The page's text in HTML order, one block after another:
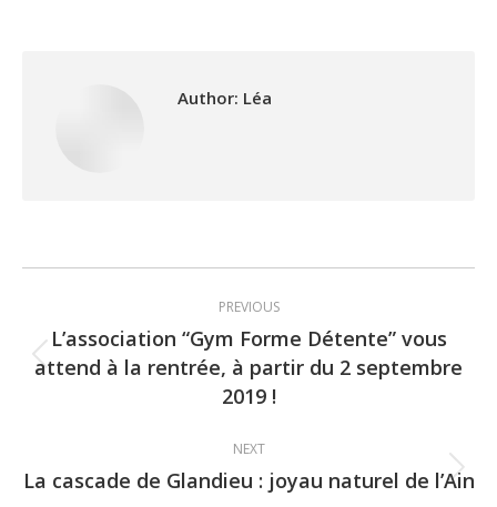
Author: Léa
navigation
PREVIOUS
Previous
post:
L’association “Gym Forme Détente” vous
attend à la rentrée, à partir du 2 septembre
2019 !
NEXT
Next
La cascade de Glandieu : joyau naturel de l’Ain